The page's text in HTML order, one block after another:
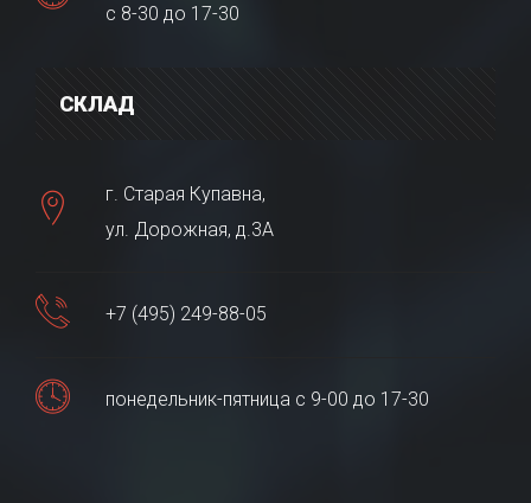
с 8-30 до 17-30
СКЛАД
г. Старая Купавна,
ул. Дорожная, д.3А
+7 (495) 249-88-05
понедельник-пятница с 9-00 до 17-30